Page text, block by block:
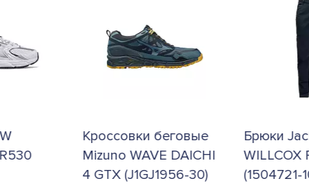
DAICHI
30)
Брюки Jack Wolfskin
WILLCOX PANTS MEN
(1504721-1010)
Wolfskin
LOW M